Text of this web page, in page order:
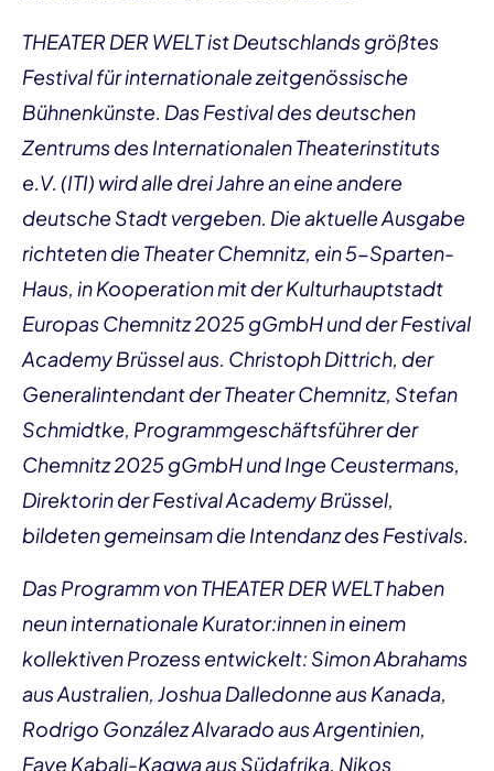
THEATER DER WELT ist Deutschlands größtes
Festival für internationale zeitgenössische
Bühnenkünste. Das Festival des deutschen
Zentrums des Internationalen Theaterinstituts
e.V. (ITI) wird alle drei Jahre an eine andere
deutsche Stadt vergeben. Die aktuelle Ausgabe
richteten die Theater Chemnitz, ein 5-Sparten-
Haus, in Kooperation mit der Kulturhauptstadt
Europas Chemnitz 2025 gGmbH und der Festival
Academy Brüssel aus. Christoph Dittrich, der
Generalintendant der Theater Chemnitz, Stefan
Schmidtke, Programmgeschäftsführer der
Chemnitz 2025 gGmbH und Inge Ceustermans,
Direktorin der Festival Academy Brüssel,
bildeten gemeinsam die Intendanz des Festivals.
Das Programm von THEATER DER WELT haben
neun internationale Kurator:innen in einem
kollektiven Prozess entwickelt: Simon Abrahams
aus Australien, Joshua Dalledonne aus Kanada,
Rodrigo González Alvarado aus Argentinien,
Faye Kabali-Kagwa aus Südafrika, Nikos